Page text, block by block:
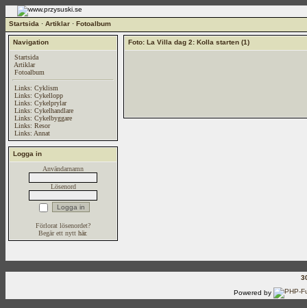
Startsida · Artiklar · Fotoalbum
Navigation
Startsida
Artiklar
Fotoalbum
Links: Cyklism
Links: Cykellopp
Links: Cykelprylar
Links: Cykelhandlare
Links: Cykelbyggare
Links: Resor
Links: Annat
Logga in
Användarnamn
Lösenord
Förlorat lösenordet?
Begär ett nytt här.
Foto: La Villa dag 2: Kolla starten (1)
Powered by